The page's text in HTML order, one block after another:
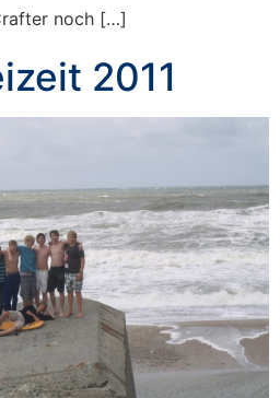
noch […]
2011